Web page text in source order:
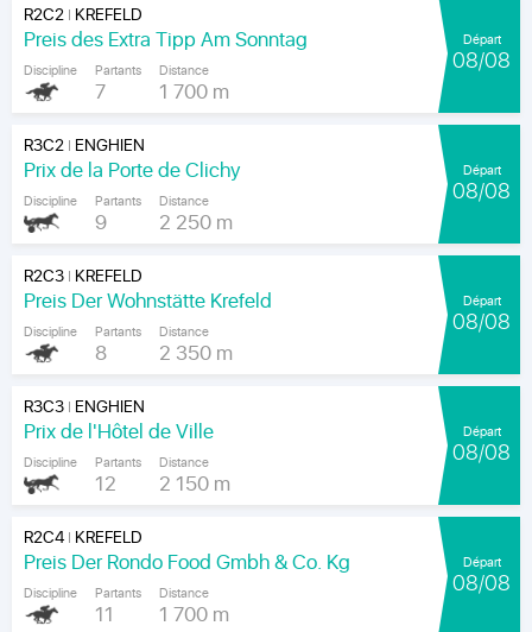
R2C2| KREFELD
Preis des Extra Tipp Am Sonntag
Discipline Partants
7
Distance
1 700 m
Départ
08/08
R3C2| ENGHIEN
Prix de la Porte de Clichy
Discipline Partants
9
Distance
2 250 m
Départ
08/08
R2C3| KREFELD
Preis Der Wohnstätte Krefeld
Discipline Partants
8
Distance
2 350 m
Départ
08/08
R3C3| ENGHIEN
Prix de l'Hôtel de Ville
Discipline Partants
12
Distance
2 150 m
Départ
08/08
R2C4| KREFELD
Preis Der Rondo Food Gmbh & Co. Kg
Discipline Partants
11
Distance
1 700 m
Départ
08/08